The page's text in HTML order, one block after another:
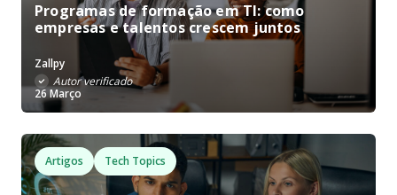
Programas de formação em TI: como
empresas e talentos crescem juntos
Zallpy
Autor verificado
26 Março
Artigos Tech Topics